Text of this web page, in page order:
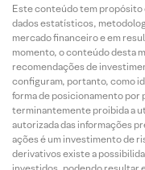
Este conteúdo tem propósito
dados estatísticos,
mercado financeiro e em
momento, o conteúdo desta
recomendações de
configuram, portanto, como
forma de posicionamento por
terminantemente proibida a
autorizada das informações
ações é um investimento de
derivativos existe a